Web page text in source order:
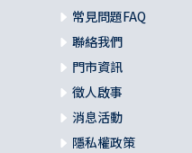
常見問題FAQ
聯絡我們
門市資訊
徵人啟事
消息活動
隱私權政策